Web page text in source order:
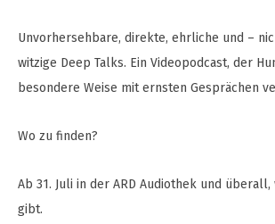
Unvorhersehbare, direkte, ehrliche und –
witzige Deep Talks. Ein Videopodcast, der
besondere Weise mit ernsten Gesprächen
Wo zu finden?
Ab 31. Juli in der ARD Audiothek und überall,
gibt.